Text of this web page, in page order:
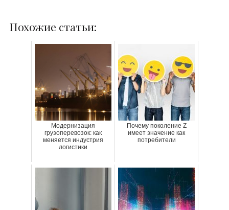
Похожие статьи:
Модернизация
грузоперевозок: как
меняется индустрия
логистики
Почему поколение Z
имеет значение как
потребители